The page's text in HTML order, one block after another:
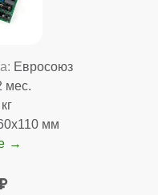
Евросоюз
мес.
мм